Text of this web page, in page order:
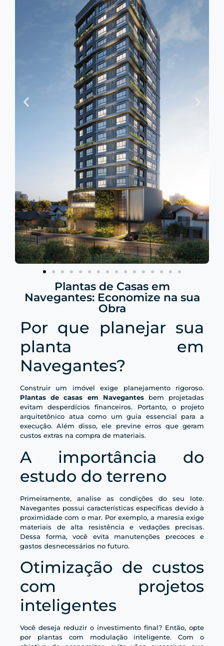
Plantas de Casas em
Navegantes: Economize na sua
Obra
Por que planejar sua
planta em
Navegantes?
Construir um imóvel exige planejamento rigoroso.
Plantas de casas em Navegantesbem projetadas
evitam desperdícios financeiros. Portanto, o projeto
arquitetônico atua como um guia essencial para a
execução. Além disso, ele previne erros que geram
custos extras na compra de materiais.
A importância do
estudo do terreno
Primeiramente, analise as condições do seu lote.
Navegantes possui características específicas devido à
proximidade com o mar. Por exemplo, a maresia exige
materiais de alta resistência e vedações precisas.
Dessa forma, você evita manutenções precoces e
gastos desnecessários no futuro.
Otimização de custos
com projetos
inteligentes
Você deseja reduzir o investimento final? Então, opte
por plantas com modulação inteligente. Com o